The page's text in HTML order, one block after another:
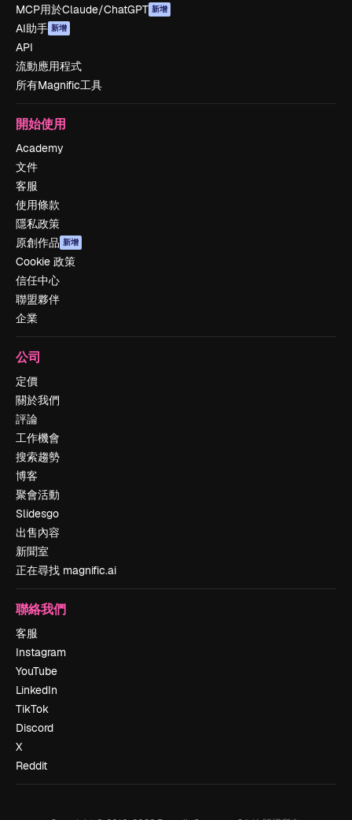
MCP用於Claude/ChatGPT 新增
AI助手 新增
API
流動應用程式
所有Magnific工具
開始使用
Academy
文件
客服
使用條款
隱私政策
原創作品 新增
Cookie 政策
信任中心
聯盟夥伴
企業
公司
定價
關於我們
評論
工作機會
搜索趨勢
博客
聚會活動
Slidesgo
出售內容
新聞室
正在尋找 magnific.ai
聯絡我們
客服
Instagram
YouTube
LinkedIn
TikTok
Discord
X
Reddit